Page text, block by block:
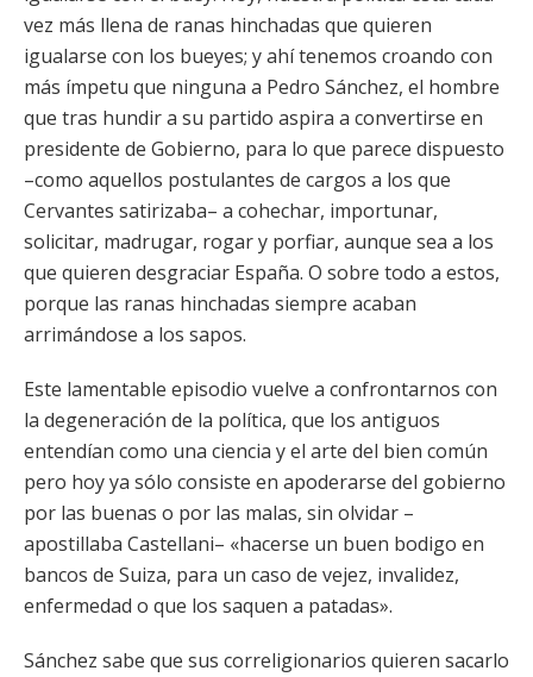
vez más llena de ranas hinchadas que quieren
igualarse con los bueyes; y ahí tenemos croando con
más ímpetu que ninguna a Pedro Sánchez, el hombre
que tras hundir a su partido aspira a convertirse en
presidente de Gobierno, para lo que parece dispuesto
–como aquellos postulantes de cargos a los que
Cervantes satirizaba– a cohechar, importunar,
solicitar, madrugar, rogar y porfiar, aunque sea a los
que quieren desgraciar España. O sobre todo a estos,
porque las ranas hinchadas siempre acaban
arrimándose a los sapos.
Este lamentable episodio vuelve a confrontarnos con
la degeneración de la política, que los antiguos
entendían como una ciencia y el arte del bien común
pero hoy ya sólo consiste en apoderarse del gobierno
por las buenas o por las malas, sin olvidar –
apostillaba Castellani– «hacerse un buen bodigo en
bancos de Suiza, para un caso de vejez, invalidez,
enfermedad o que los saquen a patadas».
Sánchez sabe que sus correligionarios quieren sacarlo